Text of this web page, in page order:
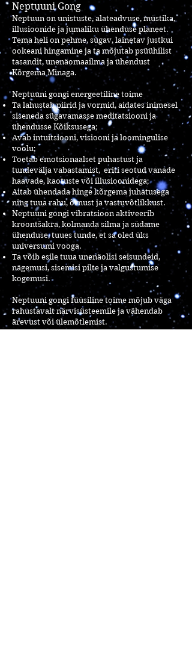
Neptuuni Gong
Neptuun on unistuste, alateadvuse, müstika,
illusioonide ja jumaliku ühenduse planeet.
Tema heli on pehme, sügav, lainetav justkui
ookeani hingamine ja ta mõjutab psüühilist
tasandit, unenäomaailma ja ühendust
Kõrgema Minaga.
Neptuuni gongi energeetiline toime
Ta lahustab piirid ja vormid, aidates inimesel
siseneda sügavamasse meditatsiooni ja
ühendusse Kõiksusega;
Avab intuitsiooni, visiooni ja loomingulise
voolu;
Toetab emotsionaalset puhastust ja
tundevälja vabastamist, eriti seotud vanade
haavade, kaotuste või illusioonidega;
Aitab ühendada hinge kõrgema juhatusega
ning tuua rahu, õrnust ja vastuvõtlikkust.
Neptuuni gongi vibratsioon aktiveerib
kroontšakra, kolmanda silma ja südame
ühenduse, tuues tunde, et sa oled üks
universumi vooga.
Ta võib esile tuua unenäolisi seisundeid,
nägemusi, sisemisi pilte ja valgustumise
kogemusi.
Neptuuni gongi füüsiline toime mõjub väga
rahustavalt närvisüsteemile ja vähendab
ärevust või ülemõtlemist.